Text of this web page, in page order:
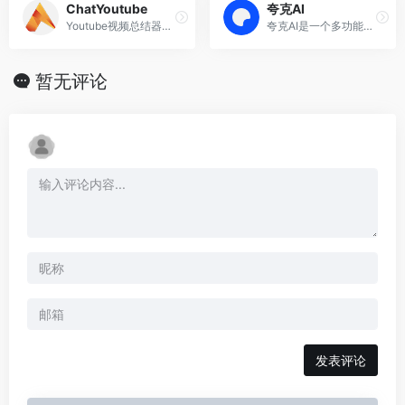
ChatYoutube
Youtube视频总结器，一键分析以及对话
夸克AI
夸克AI是一个多功能AI智能助手，致力于提升用户的学习、工作和生活效率。
暂无评论
发表评论